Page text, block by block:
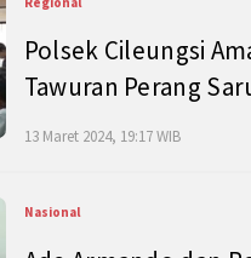
Polsek Cileungsi
Tawuran Perang
13 Maret 2024, 19:17 WIB
Nasional